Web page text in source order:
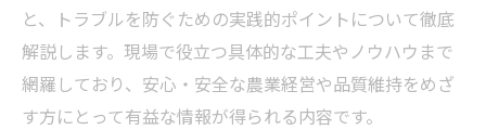
と、トラブルを防ぐための実践的ポイントについて徹底
解説します。現場で役立つ具体的な工夫やノウハウまで
網羅しており、安心・安全な農業経営や品質維持をめざ
す方にとって有益な情報が得られる内容です。